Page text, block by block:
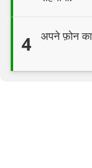
4 अपने फ़ोन